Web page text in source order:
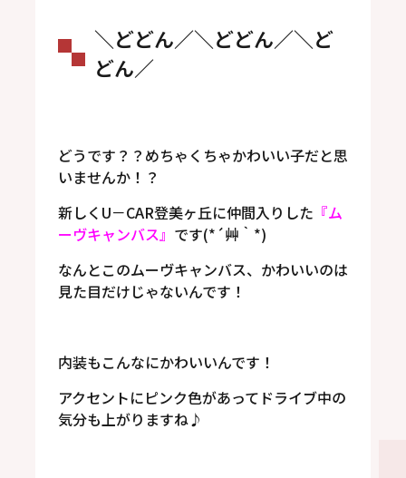
＼どどん／＼どどん／＼ど
どん／
どうです？？めちゃくちゃかわいい子だと思
いませんか！？
新しくU－CAR登美ヶ丘に仲間入りした 『ム
ーヴキャンバス』 です(*´艸｀*)
なんとこのムーヴキャンバス、かわいいのは
見た目だけじゃないんです！
内装もこんなにかわいいんです！
アクセントにピンク色があってドライブ中の
気分も上がりますね♪